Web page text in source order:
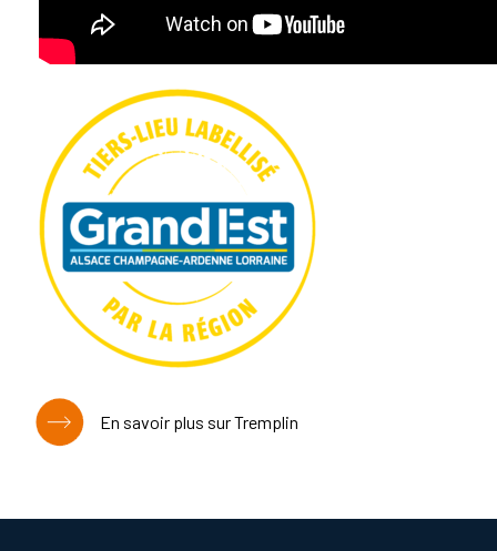
En savoir plus sur Tremplin